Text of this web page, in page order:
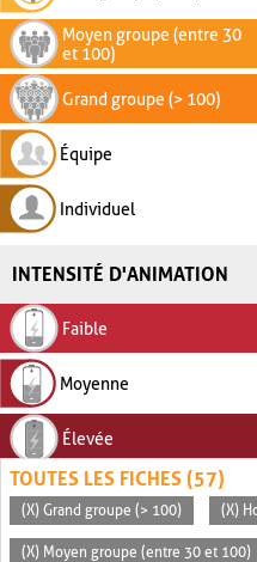
Moyen groupe (entre 30
et 100)
Grand groupe (> 100)
Équipe
Individuel
INTENSITÉ D'ANIMATION
Faible
Moyenne
Élevée
TOUTES LES FICHES (57)
(X) Grand groupe (> 100) (X)
(X) Moyen groupe (entre 30 et 100)